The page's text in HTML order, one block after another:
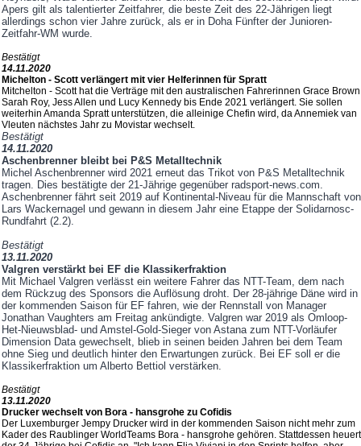
Apers gilt als talentierter Zeitfahrer, die beste Zeit des 22-Jährigen liegt
allerdings schon vier Jahre zurück, als er in Doha Fünfter der Junioren-
Zeitfahr-WM wurde.
Bestätigt
14.11.2020
Michelton - Scott verlängert mit vier Helferinnen für Spratt
Mitchelton - Scott hat die Verträge mit den australischen Fahrerinnen Grace
Sarah Roy, Jess Allen und Lucy Kennedy bis Ende 2021 verlängert. Sie sollen
weiterhin Amanda Spratt unterstützen, die alleinige Chefin wird, da Annemiek van
Vleuten nächstes Jahr zu Movistar wechselt.
Bestätigt
14.11.2020
Aschenbrenner bleibt bei P&S Metalltechnik
Michel Aschenbrenner wird 2021 erneut das Trikot von P&S Metalltechnik
tragen. Dies bestätigte der 21-Jährige gegenüber radsport-news.com.
Aschenbrenner fährt seit 2019 auf Kontinental-Niveau für die Mannschaft von
Lars Wackernagel und gewann in diesem Jahr eine Etappe der Solidarnosc-
Rundfahrt (2.2).
Bestätigt
13.11.2020
Valgren verstärkt bei EF die Klassikerfraktion
Mit Michael Valgren verlässt ein weitere Fahrer das NTT-Team, dem nach
dem Rückzug des Sponsors die Auflösung droht. Der 28-jährige Däne wird in
der kommenden Saison für EF fahren, wie der Rennstall von Manager
Jonathan Vaughters am Freitag ankündigte. Valgren war 2019 als Omloop-
Het-Nieuwsblad- und Amstel-Gold-Sieger von Astana zum NTT-Vorläufer
Dimension Data gewechselt, blieb in seinen beiden Jahren bei dem Team
ohne Sieg und deutlich hinter den Erwartungen zurück. Bei EF soll er die
Klassikerfraktion um Alberto Bettiol verstärken.
Bestätigt
13.11.2020
Drucker wechselt von Bora - hansgrohe zu Cofidis
Der Luxemburger Jempy Drucker wird in der kommenden Saison nicht mehr zum
Kader des Raublinger WorldTeams Bora - hansgrohe gehören. Stattdessen heuert